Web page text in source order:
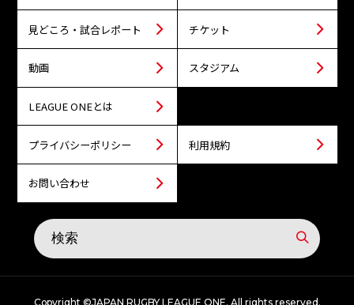
見どころ・試合レポート チケット
動画 スタジアム
LEAGUE ONEとは
プライバシーポリシー 利用規約
お問い合わせ
Copyright ©JAPAN RUGBY LEAGUE ONE. All rights reserved.